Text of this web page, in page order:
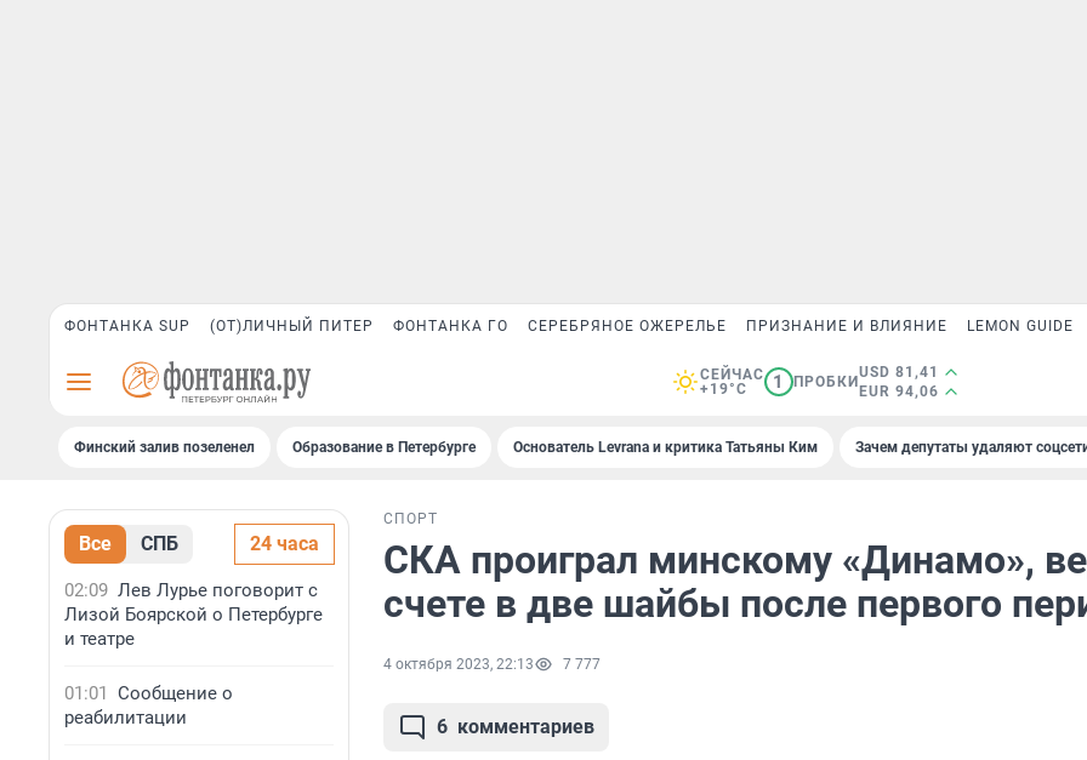
ФОНТАНКА SUP (ОТ)ЛИЧНЫЙ ПИТЕР ФОНТАНКА ГО СЕРЕБРЯНОЕ ОЖЕРЕЛЬЕ ПРИЗНАНИЕ И ВЛИЯНИЕ LEMON GUIDE
СЕЙЧАС
+19°C
1 ПРОБКИ
USD 81,41
EUR 94,06
Финский залив позеленел Образование в Петербурге Основатель Levrana и критика Татьяны Ким Зачем депутаты удаляют
Все СПБ 24 часа
02:09 Лев Лурье поговорит с
Лизой Боярской о Петербурге
и театре
01:01 Сообщение о
реабилитации
СПОРТ
СКА проиграл минскому «Динамо»,
счете в две шайбы после первого
4 октября 2023, 22:13 7 777
6 комментариев